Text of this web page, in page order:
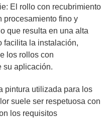
El rollo con recubrimiento
procesamiento fino y
que resulta en una alta
facilita la instalación,
los rollos con
su aplicación.
pintura utilizada para los
suele ser respetuosa con
los requisitos